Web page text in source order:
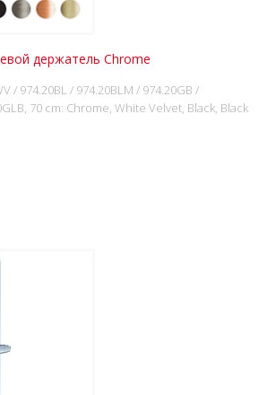
держатель Chrome
/ 974.20BL / 974.20BLM / 974.20GB /
70 cm: Chrome, White Velvet, Black, Black